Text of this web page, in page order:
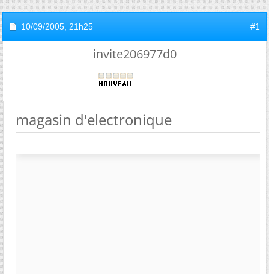
10/09/2005, 21h25 #1
invite206977d0
magasin d'electronique